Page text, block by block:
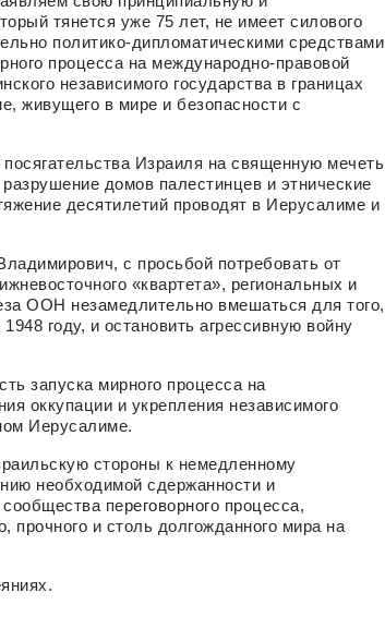
тянется уже 75 лет, не имеет силового
политико-дипломатическими средствами
процесса на международно-правовой
независимого государства в границах
живущего в мире и безопасности с
Израиля на священную мечеть
домов палестинцев и этнические
десятилетий проводят в Иерусалиме и
с просьбой потребовать от
«квартета», региональных и
ООН незамедлительно вмешаться для того,
году, и остановить агрессивную войну
запуска мирного процесса на
оккупации и укрепления независимого
Иерусалиме.
стороны к немедленному
необходимой сдержанности и
переговорного процесса,
прочного и столь долгожданного мира на